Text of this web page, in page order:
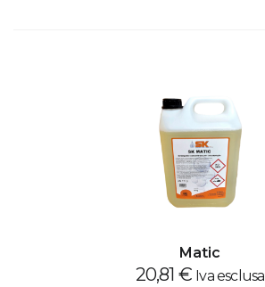
Matic
20,81 € Iva esclusa